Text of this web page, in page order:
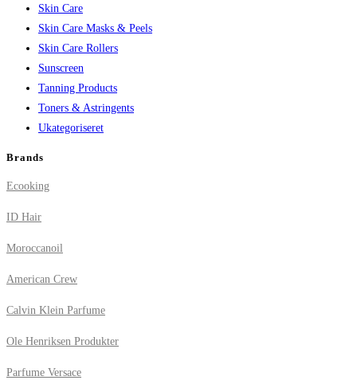
Skin Care
Skin Care Masks & Peels
Skin Care Rollers
Sunscreen
Tanning Products
Toners & Astringents
Ukategoriseret
Brands
Ecooking
ID Hair
Moroccanoil
American Crew
Calvin Klein Parfume
Ole Henriksen Produkter
Parfume Versace